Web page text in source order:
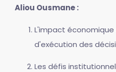
Aliou Ousmane :
L'impact
d'exécution des
Les défis